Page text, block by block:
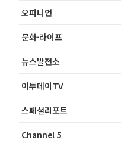
오피니언
문화·라이프
뉴스발전소
이투데이TV
스페셜리포트
Channel 5